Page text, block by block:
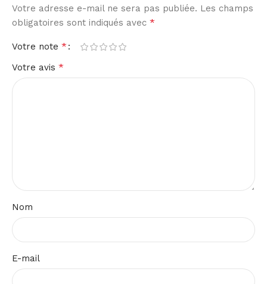
Votre adresse e-mail ne sera pas publiée. Les champs
obligatoires sont indiqués avec *
Votre note *
Votre avis *
Nom
E-mail